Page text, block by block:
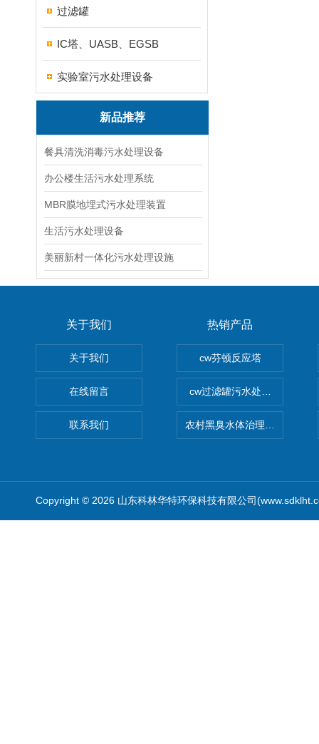
过滤罐
IC塔、UASB、EGSB
实验室污水处理设备
新品推荐
餐具清洗消毒污水处理设备
办公楼生活污水处理系统
MBR膜地埋式污水处理装置
生活污水处理设备
美丽新村一体化污水处理设施
关于我们
关于我们
在线留言
联系我们
热销产品
cw芬顿反应塔
cw过滤罐污水处理设备 多介
农村黑臭水体治理设备
Copyright © 2026 山东科林华特环保科技有限公司